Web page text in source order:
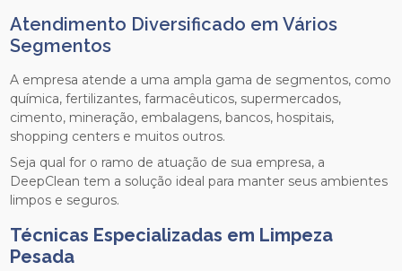
Atendimento Diversificado em Vários
Segmentos
A empresa atende a uma ampla gama de segmentos, como
química, fertilizantes, farmacêuticos, supermercados,
cimento, mineração, embalagens, bancos, hospitais,
shopping centers e muitos outros.
Seja qual for o ramo de atuação de sua empresa, a
DeepClean tem a solução ideal para manter seus ambientes
limpos e seguros.
Técnicas Especializadas em Limpeza
Pesada